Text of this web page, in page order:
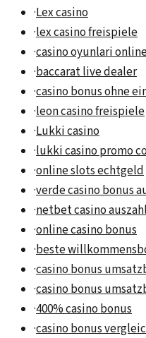
·Lex casino
·lex casino freispiele
·casino oyunlari
·baccarat live dealer
·casino bonus ohne
·leon casino freispiele
·Lukki casino
·lukki casino promo
·online slots echtgeld
·verde casino bonus
·netbet casino
·online casino bonus
·beste
·casino bonus
·casino bonus
·400% casino bonus
·casino bonus